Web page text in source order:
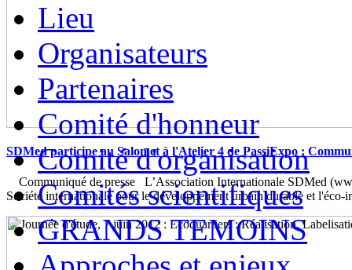
SDMed participe au Salon et à l'Atelier 4 de PassiExpo :
Communiqué de presse L’Association Internationale SDMed
Société internationale pour le développement urbain durable et
Lieu
Organisateurs
Partenaires
Comité d'honneur
Comité d'organisation
Comités scientifiques
GRANDS TEMOINS